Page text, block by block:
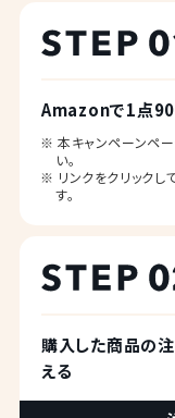
Amazonで1点
※ 本キャンペーンペー
い。
※ リンクをクリック
す。
購入した商品の
える